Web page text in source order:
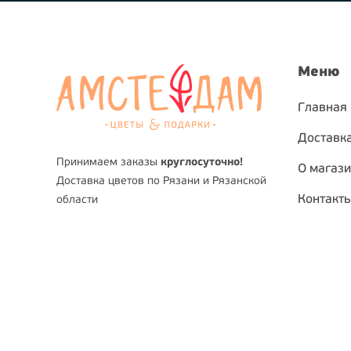
Принимаем заказы круглосуточно!
Доставка цветов по Рязани и Рязанской
области
Меню
Главная
О